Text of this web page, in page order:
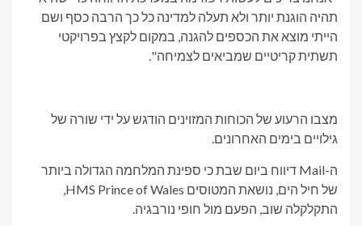
תהיה הוגנת יותר ולא תעלה למדינה כל כך הרבה כסף ושם
הייתי מוצא את הכספים להגנה, במקום לקצץ בפרויקטי
תשתית קריטיים שמביאים לצמיחה".
מצבו הרעוע של הכוחות המזוינים הודגש על ידי שורה של
גילויים בימים האחרונים.
ה-Mail דיווח ביום שבת כי ספינת המלחמה הגדולה ביותר
של חיל הים, נושאת המטוסים HMS Prince of Wales,
התקלקלה שוב, הפעם מול חופי נורבגיה.